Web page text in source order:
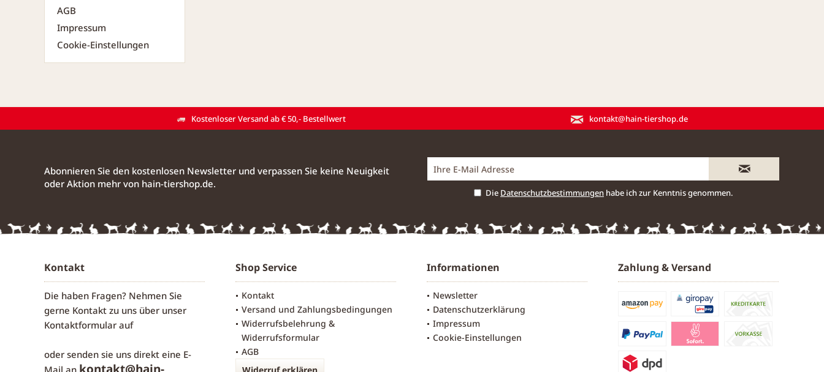
AGB
Impressum
Cookie-Einstellungen
Kostenloser Versand ab € 50,- Bestellwert kontakt@hain-tiershop.de
Abonnieren Sie den kostenlosen Newsletter und verpassen Sie keine Neuigkeit
oder Aktion mehr von hain-tiershop.de.
Die Datenschutzbestimmungen habe ich zur Kenntnis genommen.
Kontakt
Die haben Fragen? Nehmen Sie
gerne Kontakt zu uns über unser
Kontaktformular auf
oder senden sie uns direkt eine E-
Mail an
Shop Service
Kontakt
Versand und Zahlungsbedingungen
Widerrufsbelehrung &
Widerrufsformular
AGB
Informationen
Newsletter
Datenschutzerklärung
Impressum
Cookie-Einstellungen
Zahlung & Versand